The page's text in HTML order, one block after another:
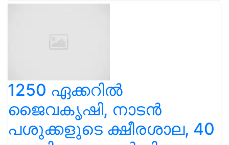
1250 ഏക്കറിൽ
ജൈവകൃഷി, നാടൻ
പശുക്കളുടെ ക്ഷീരശാല, 40